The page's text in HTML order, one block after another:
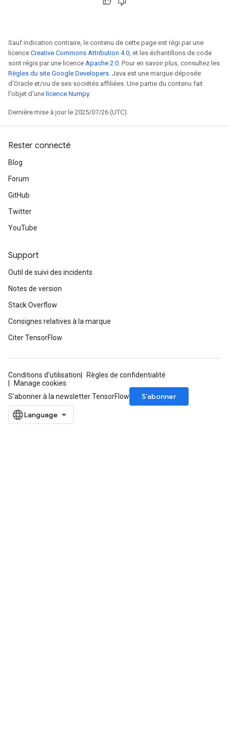
Sauf indication contraire, le contenu de cette page est régi par une
licence Creative Commons Attribution 4.0, et les échantillons de code
sont régis par une licence Apache 2.0. Pour en savoir plus, consultez les
Règles du site Google Developers. Java est une marque déposée
d'Oracle et/ou de ses sociétés affiliées. Une partie du contenu fait
l'objet d'une licence Numpy.
Dernière mise à jour le 2025/07/26 (UTC).
Rester connecté
Blog
Forum
GitHub
Twitter
YouTube
Support
Outil de suivi des incidents
Notes de version
Stack Overflow
Consignes relatives à la marque
Citer TensorFlow
Conditions d'utilisation
Règles de confidentialité
Manage cookies
S'abonner à la newsletter TensorFlow
S’abonner